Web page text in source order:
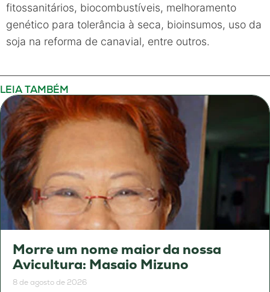
fitossanitários, biocombustíveis, melhoramento
genético para tolerância à seca, bioinsumos, uso da
soja na reforma de canavial, entre outros.
LEIA TAMBÉM
Morre um nome maior da nossa
Avicultura: Masaio Mizuno
8 de agosto de 2026